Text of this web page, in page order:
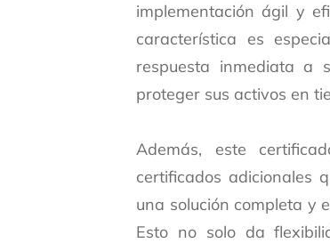
implementación ágil y
característica es
respuesta inmediata a
proteger sus activos en
Además, este
certificados adicionales
una solución completa y
Esto no solo da